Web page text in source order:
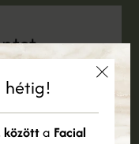
le időpontodat
hétig!
közötta Facial